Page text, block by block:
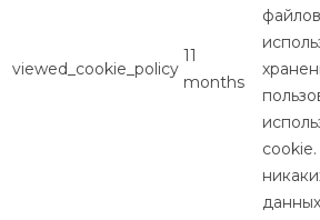
viewed_cookie_policy
11
months